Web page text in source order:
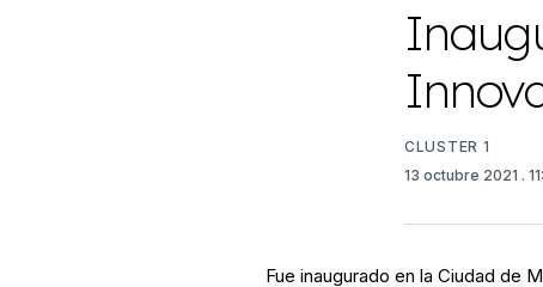
CLUSTER 1
13 octubre 2021 .
Fue inaugurado en la Ciudad de